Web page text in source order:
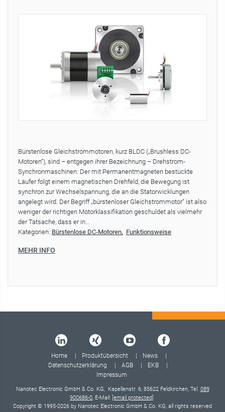
Bürstenlose Gleichstrommotoren, kurz BLDC („Brushless DC-
Motoren“), sind – entgegen ihrer Bezeichnung – Drehstrom-
Synchronmaschinen: Der mit Permanentmagneten bestückte
Läufer folgt einem magnetischen Drehfeld, die Bewegung ist
synchron zur Wechselspannung, die an die Statorwicklungen
angelegt wird. Der Begriff „bürstenloser Gleichstrommotor“ ist also
weniger der richtigen Motorklassifikation geschuldet als vielmehr
der Tatsache, dass er in…
Kategorien: Bürstenlose DC-Motoren Funktionsweise
MEHR INFO
Home Produktübersicht
News
Datenschutzerklärung
AGB
EKB
Impressum
Nanotec Electronic GmbH & Co. KG, Kapellenstr. 6, 85622 Feldkirchen, Tel. 089
900686-0, E-Mail: [email protected]
Copyright © 1995-2026 by Nanotec Electronic GmbH & Co. KG, all rights reserved